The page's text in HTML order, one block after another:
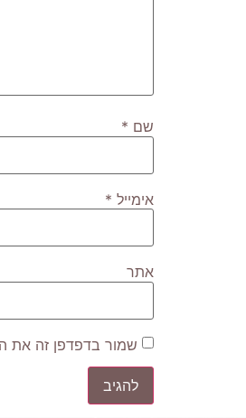
שם *
אימייל *
אתר
שמור בדפדפן זה את